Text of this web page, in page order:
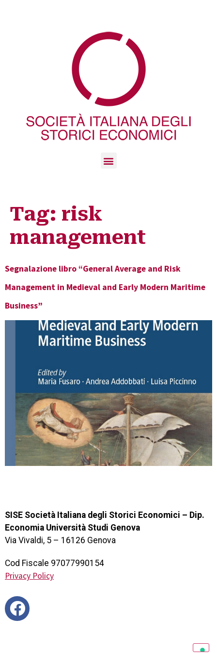
Tag: risk
management
Segnalazione libro “General Average and Risk
Management in Medieval and Early Modern Maritime
Business”
SISE Società Italiana degli Storici Economici – Dip.
Economia Università Studi Genova
Via Vivaldi, 5 – 16126 Genova
Cod Fiscale 97077990154
Privacy Policy